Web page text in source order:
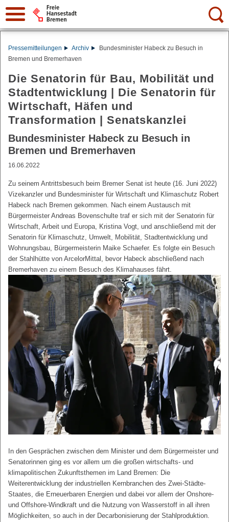
Suche:
Pressemitteilungen Archiv
Bundesminister Habeck zu Besuch in
Bremen und Bremerhaven
Die Senatorin für Bau, Mobilität und
Stadtentwicklung | Die Senatorin für
Wirtschaft, Häfen und
Transformation | Senatskanzlei
Bundesminister Habeck zu Besuch in
Bremen und Bremerhaven
16.06.2022
Zu seinem Antrittsbesuch beim Bremer Senat ist heute (16. Juni 2022)
Vizekanzler und Bundesminister für Wirtschaft und Klimaschutz Robert
Habeck nach Bremen gekommen. Nach einem Austausch mit
Bürgermeister Andreas Bovenschulte traf er sich mit der Senatorin für
Wirtschaft, Arbeit und Europa, Kristina Vogt, und anschließend mit der
Senatorin für Klimaschutz, Umwelt, Mobilität, Stadtentwicklung und
Wohnungsbau, Bürgermeisterin Maike Schaefer. Es folgte ein Besuch
der Stahlhütte von ArcelorMittal, bevor Habeck abschließend nach
Bremerhaven zu einem Besuch des Klimahauses fährt.
In den Gesprächen zwischen dem Minister und dem Bürgermeister und
Senatorinnen ging es vor allem um die großen wirtschafts- und
klimapolitischen Zukunftsthemen im Land Bremen: Die
Weiterentwicklung der industriellen Kernbranchen des Zwei-Städte-
Staates, die Erneuerbaren Energien und dabei vor allem der Onshore-
und Offshore-Windkraft und die Nutzung von Wasserstoff in all ihren
Möglichkeiten, so auch in der Decarbonisierung der Stahlproduktion.